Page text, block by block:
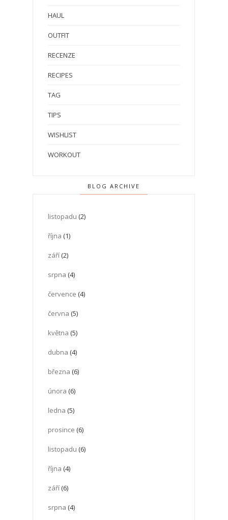
HAUL
OUTFIT
RECENZE
RECIPES
TAG
TIPS
WISHLIST
WORKOUT
BLOG ARCHIVE
listopadu (2)
října (1)
září (2)
srpna (4)
července (4)
června (5)
května (5)
dubna (4)
března (6)
února (6)
ledna (5)
prosince (6)
listopadu (6)
října (4)
září (6)
srpna (4)